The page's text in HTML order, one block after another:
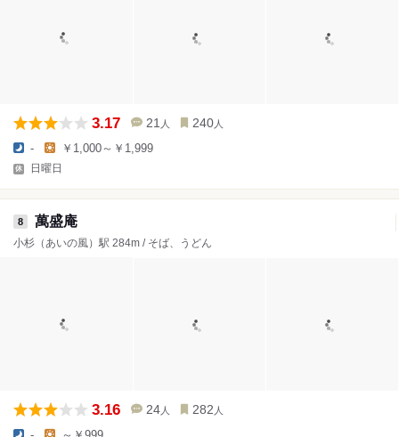
3.17 21 人 240 人
- ￥1,000～￥1,999
日曜日
8 萬盛庵
小杉（あいの風）駅 284m / そば、うどん
3.16 24 人 282 人